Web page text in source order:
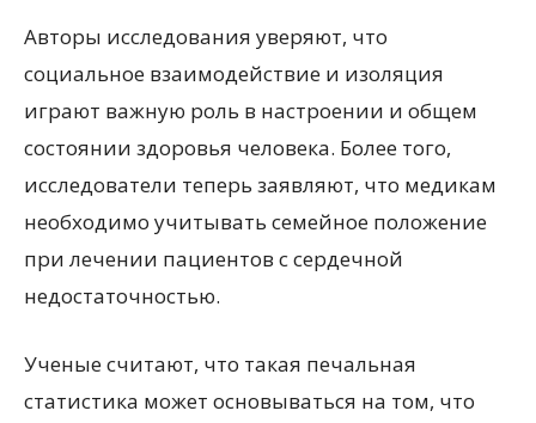
Авторы исследования уверяют, что
социальное взаимодействие и изоляция
играют важную роль в настроении и общем
состоянии здоровья человека. Более того,
исследователи теперь заявляют, что медикам
необходимо учитывать семейное положение
при лечении пациентов с сердечной
недостаточностью.
Ученые считают, что такая печальная
статистика может основываться на том, что